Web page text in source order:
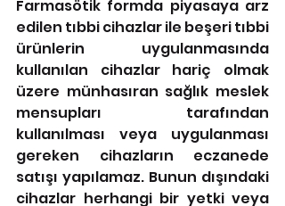
Farmasötik formda piyasaya arz
edilen tıbbi cihazlar ile beşeri tıbbi
ürünlerin uygulanmasında
kullanılan cihazlar hariç olmak
üzere münhasıran sağlık meslek
mensupları tarafından
kullanılması veya uygulanması
gereken cihazların eczanede
satışı yapılamaz. Bunun dışındaki
cihazlar herhangi bir yetki veya